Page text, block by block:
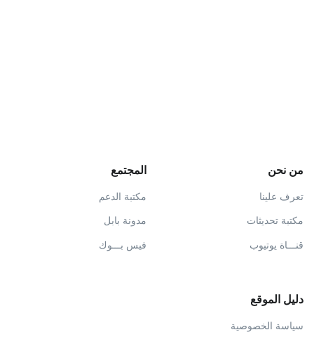
من نحن
تعرف علينا
مكتبة تحديثات
قنـــاة يوتيوب
المجتمع
مكتبة الدعم
مدونة بابل
فيس بـــوك
دليل الموقع
سياسة الخصوصية